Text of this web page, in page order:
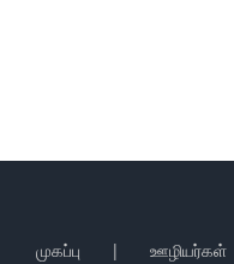
முகப்பு ஊழியர்கள்